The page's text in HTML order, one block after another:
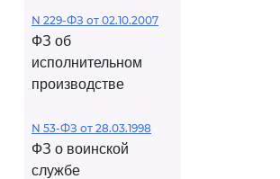
N 229-ФЗ от 02.10.2007
ФЗ об
исполнительном
производстве
N 53-ФЗ от 28.03.1998
ФЗ о воинской
службе